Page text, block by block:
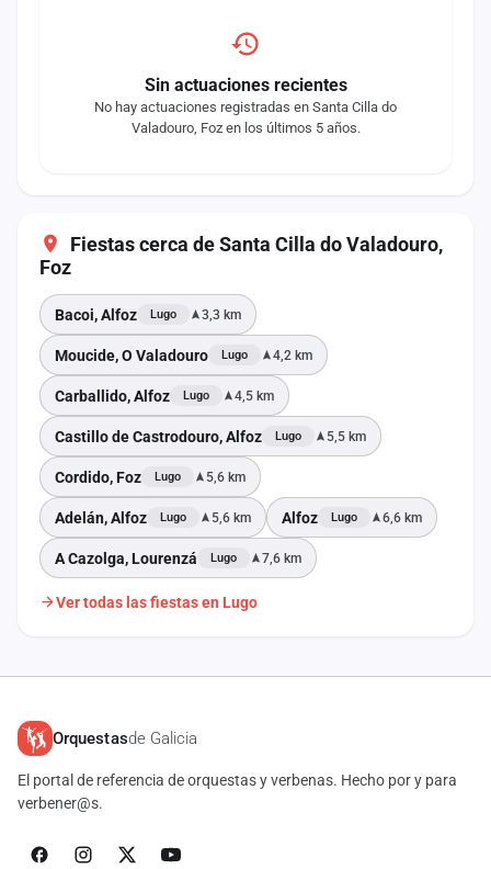
Sin actuaciones recientes
No hay actuaciones registradas en Santa Cilla do
Valadouro, Foz en los últimos 5 años.
Fiestas cerca de Santa Cilla do Valadouro,
Foz
Bacoi, Alfoz Lugo 3,3 km
Moucide, O Valadouro Lugo 4,2 km
Carballido, Alfoz Lugo 4,5 km
Castillo de Castrodouro, Alfoz Lugo 5,5 km
Cordido, Foz Lugo 5,6 km
Adelán, Alfoz Lugo 5,6 km Alfoz Lugo 6,6 km
A Cazolga, Lourenzá Lugo 7,6 km
Ver todas las fiestas en Lugo
Orquestasde Galicia
El portal de referencia de orquestas y verbenas. Hecho por y para
verbener@s.